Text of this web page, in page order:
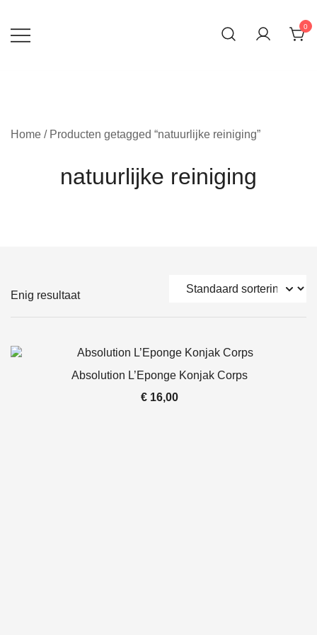
inhoud
0
Home / Producten getagged “natuurlijke reiniging”
natuurlijke reiniging
Enig resultaat
Absolution L’Eponge Konjak Corps
€16,00